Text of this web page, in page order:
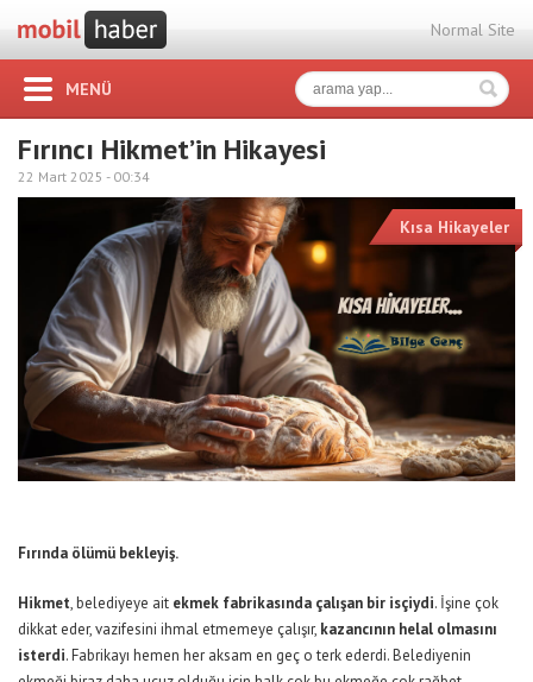
Normal Site
MENÜ
Fırıncı Hikmet’in Hikayesi
22 Mart 2025 - 00:34
Kısa Hikayeler
Fırında ölümü bekleyiş.
Hikmet, belediyeye ait ekmek fabrikasında çalışan bir isçiydi. İşine çok
dikkat eder, vazifesini ihmal etmemeye çalışır, kazancının helal olmasını
isterdi. Fabrikayı hemen her aksam en geç o terk ederdi. Belediyenin